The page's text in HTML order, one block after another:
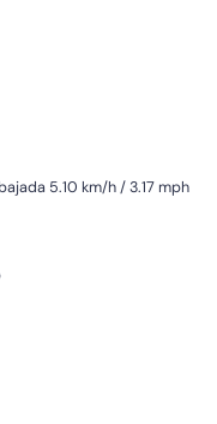
5.10 km/h / 3.17 mph